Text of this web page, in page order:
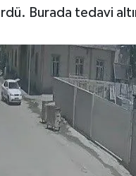
Burada tedavi